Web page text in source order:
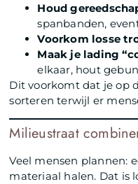
Houd
spanbanden,
Voorkom losse
Maak je lading
elkaar, hout
Dit voorkomt dat je op
sorteren terwijl er
Milieustraat
Veel mensen plannen:
materiaal halen. Dat is